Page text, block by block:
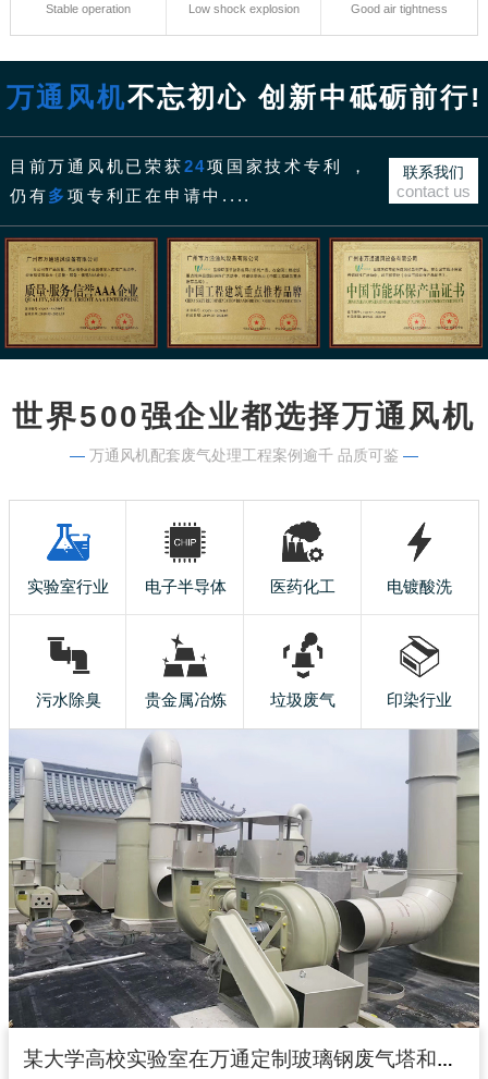
Stable operation Low shock explosion Good air tightness
万通风机不忘初心 创新中砥砺前行!
目前万通风机已荣获24项国家技术专利 ，
仍有多项专利正在申请中....
联系我们
contact us
世界500强企业都选择万通风机
— 万通风机配套废气处理工程案例逾千 品质可鉴 —
实验室行业 电子半导体 医药化工 电镀酸洗
污水除臭 贵金属冶炼 垃圾废气 印染行业
某大学高校实验室在万通定制玻璃钢废气塔和玻璃钢风机